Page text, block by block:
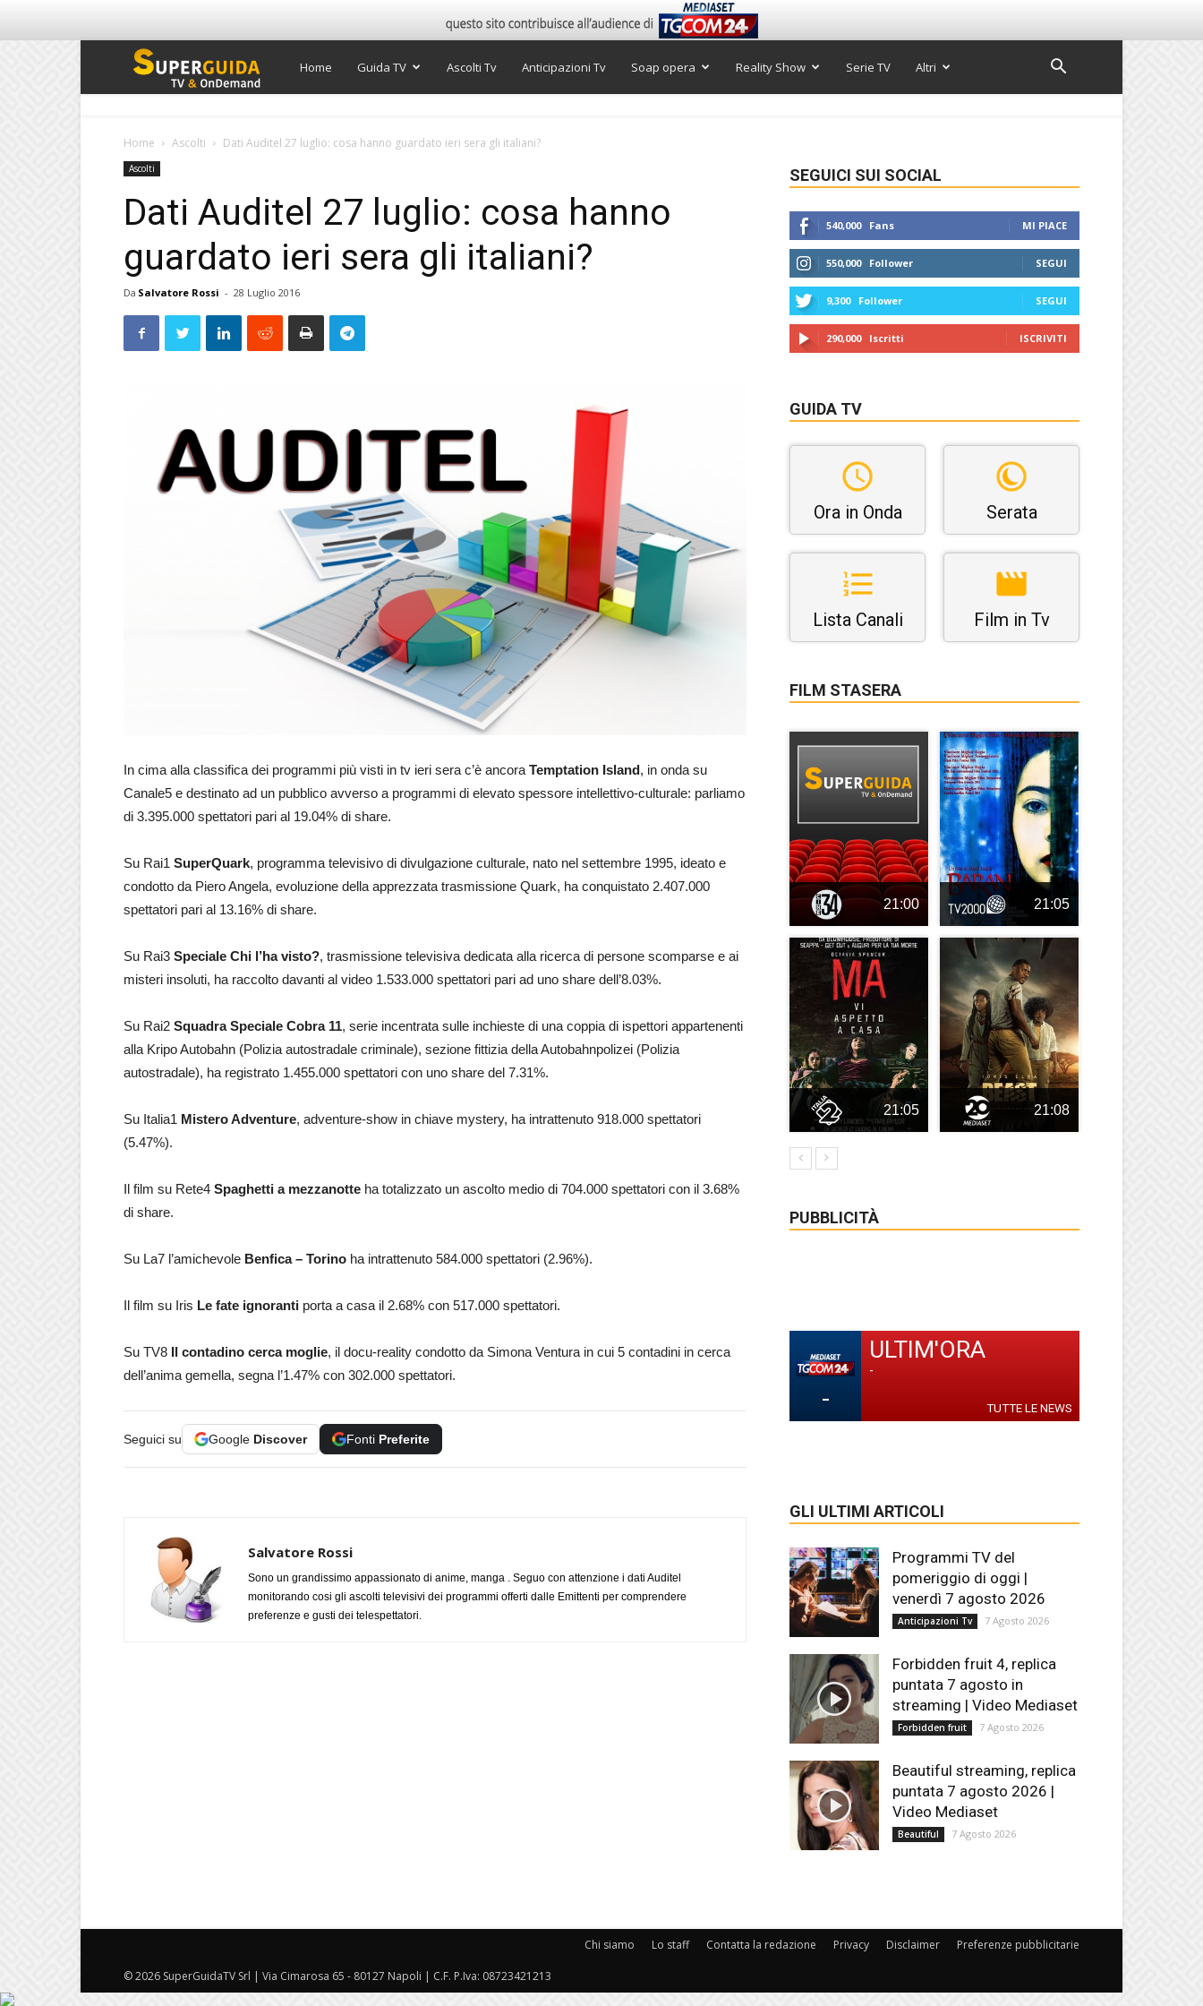
Super
Home Guida TV Ascolti Tv Anticipazioni Tv Soap opera Reality Show Serie TV Altri
Home Ascolti Dati Auditel 27 luglio: cosa hanno guardato ieri sera gli italiani?
Ascolti
Dati Auditel 27 luglio: cosa hanno
guardato ieri sera gli italiani?
Da Salvatore Rossi - 28 Luglio 2016
In cima alla classifica dei programmi più visti in tv ieri sera c’è ancora Temptation Island, in onda su
Canale5 e destinato ad un pubblico avverso a programmi di elevato spessore intellettivo-culturale: parliamo
di 3.395.000 spettatori pari al 19.04% di share.
Su Rai1 SuperQuark, programma televisivo di divulgazione culturale, nato nel settembre 1995, ideato e
condotto da Piero Angela, evoluzione della apprezzata trasmissione Quark, ha conquistato 2.407.000
spettatori pari al 13.16% di share.
Su Rai3 Speciale Chi l’ha visto?, trasmissione televisiva dedicata alla ricerca di persone scomparse e ai
misteri insoluti, ha raccolto davanti al video 1.533.000 spettatori pari ad uno share dell’8.03%.
Su Rai2 Squadra Speciale Cobra 11, serie incentrata sulle inchieste di una coppia di ispettori appartenenti
alla Kripo Autobahn (Polizia autostradale criminale), sezione fittizia della Autobahnpolizei (Polizia
autostradale), ha registrato 1.455.000 spettatori con uno share del 7.31%.
Su Italia1 Mistero Adventure, adventure-show in chiave mystery, ha intrattenuto 918.000 spettatori
(5.47%).
Il film su Rete4 Spaghetti a mezzanotte ha totalizzato un ascolto medio di 704.000 spettatori con il 3.68%
di share.
Su La7 l’amichevole Benfica – Torino ha intrattenuto 584.000 spettatori (2.96%).
Il film su Iris Le fate ignoranti porta a casa il 2.68% con 517.000 spettatori.
Su TV8 Il contadino cerca moglie, il docu-reality condotto da Simona Ventura in cui 5 contadini in cerca
dell’anima gemella, segna l’1.47% con 302.000 spettatori.
Seguici su Google Discover Fonti Preferite
Salvatore Rossi
Sono un grandissimo appassionato di anime, manga . Seguo con attenzione i dati Auditel
monitorando cosi gli ascolti televisivi dei programmi offerti dalle Emittenti per comprendere
preferenze e gusti dei telespettatori.
SEGUICI SUI SOCIAL
540,000 Fans MI PIACE
550,000 Follower SEGUI
9,300 Follower SEGUI
290,000 Iscritti ISCRIVITI
GUIDA TV
Ora in Onda Serata
Lista Canali Film in Tv
FILM STASERA
21:00 21:05
21:05 21:08
PUBBLICITÀ
-
ULTIM'ORA
-
TUTTE LE NEWS
GLI ULTIMI ARTICOLI
Programmi TV del
pomeriggio di oggi |
venerdì 7 agosto 2026
Anticipazioni Tv 7 Agosto 2026
Forbidden fruit 4, replica
puntata 7 agosto in
streaming | Video Mediaset
Forbidden fruit 7 Agosto 2026
Beautiful streaming, replica
puntata 7 agosto 2026 |
Video Mediaset
Beautiful 7 Agosto 2026
Chi siamo Lo staff Contatta la redazione Privacy Disclaimer Preferenze pubblicitarie
© 2026 SuperGuidaTV Srl | Via Cimarosa 65 - 80127 Napoli | C.F. P.Iva: 08723421213